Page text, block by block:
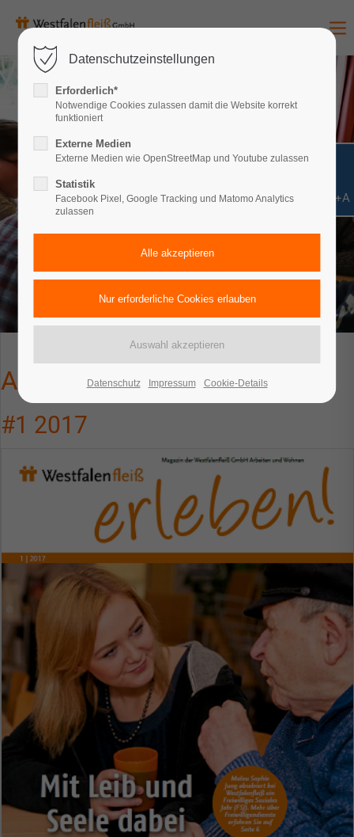
Ausgaben
#1 2017
Datenschutzeinstellungen
Erforderlich*
Notwendige Cookies zulassen damit die Website korrekt
funktioniert
Externe Medien
Externe Medien wie OpenStreetMap und Youtube zulassen
Statistik
Facebook Pixel, Google Tracking und Matomo Analytics
zulassen
Datenschutz Impressum Cookie-Details
Shift+Alt+A